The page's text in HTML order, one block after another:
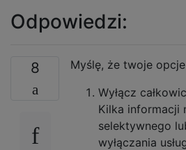
Odpowiedzi:
8
Myślę, że twoje
Wyłącz
Kilka informacji
selektywnego
wyłączania